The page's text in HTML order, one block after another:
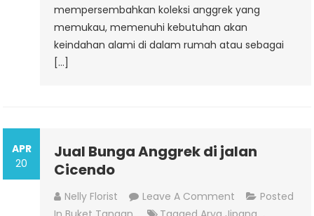
mempersembahkan koleksi anggrek yang
memukau, memenuhi kebutuhan akan
keindahan alami di dalam rumah atau sebagai
[…]
APR
20
Jual Bunga Anggrek di jalan
Cicendo
Nelly Florist Leave A Comment On
Jual
Posted